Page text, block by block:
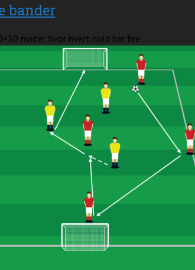
bander
meter, hvor hvert hold har fire...